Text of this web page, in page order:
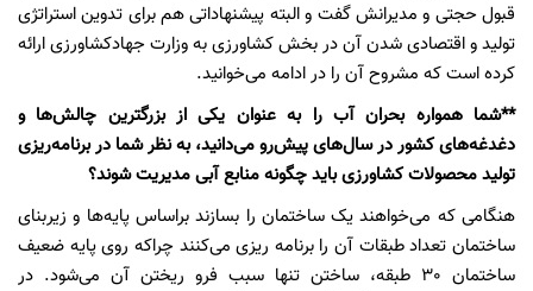
قبول حجتی و مدیرانش گفت و البته پیشنهاداتی هم برای تدوین استراتژی
تولید و اقتصادی شدن آن در بخش کشاورزی به وزارت جهادکشاورزی ارائه
کرده است که مشروح آن را در ادامه می‌خوانید.
**شما همواره بحران آب را به عنوان یکی از بزرگترین چالش‌ها و
دغدغه‌های کشور در سال‌های پیش‌رو می‌دانید، به نظر شما در برنامه‌ریزی
تولید محصولات کشاورزی باید چگونه منابع آبی مدیریت شوند؟
هنگامی که می‌خواهند یک ساختمان را بسازند براساس پایه‌ها و زیربنای
ساختمان تعداد طبقات آن را برنامه ریزی می‌کنند چراکه روی پایه ضعیف
ساختمان 30 طبقه، ساختن تنها سبب فرو ریختن آن می‌شود. در